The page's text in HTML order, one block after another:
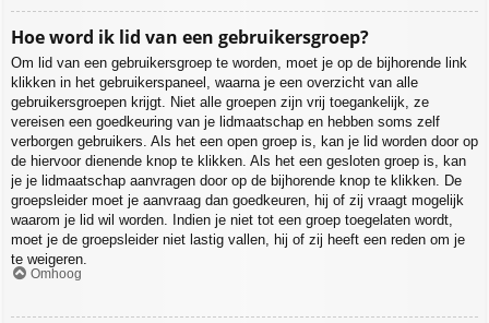
Hoe word ik lid van een gebruikersgroep?
Om lid van een gebruikersgroep te worden, moet je op de bijhorende link
klikken in het gebruikerspaneel, waarna je een overzicht van alle
gebruikersgroepen krijgt. Niet alle groepen zijn vrij toegankelijk, ze
vereisen een goedkeuring van je lidmaatschap en hebben soms zelf
verborgen gebruikers. Als het een open groep is, kan je lid worden door op
de hiervoor dienende knop te klikken. Als het een gesloten groep is, kan
je je lidmaatschap aanvragen door op de bijhorende knop te klikken. De
groepsleider moet je aanvraag dan goedkeuren, hij of zij vraagt mogelijk
waarom je lid wil worden. Indien je niet tot een groep toegelaten wordt,
moet je de groepsleider niet lastig vallen, hij of zij heeft een reden om je
te weigeren.
Omhoog